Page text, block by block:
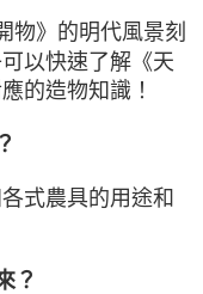
物》的明代風景刻
以快速了解《天
的造物知識！
式農具的用途和
？